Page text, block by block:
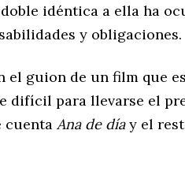
idéntica a ella ha
y obligaciones.
el guion de un film que
difícil para llevarse el
cuenta Ana de díay el